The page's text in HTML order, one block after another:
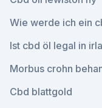
Wie werde ich ein
Ist cbd öl legal in
Morbus crohn
Cbd blattgold